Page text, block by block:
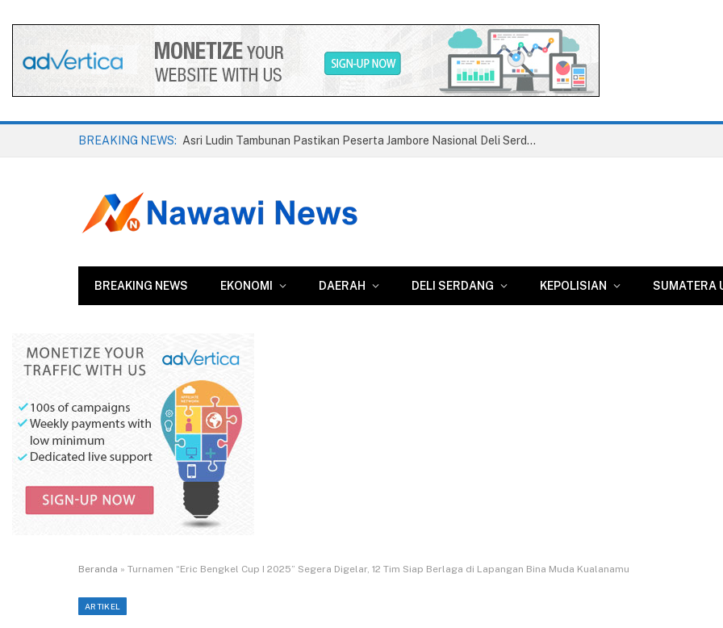
BREAKING NEWS: Asri Ludin Tambunan Pastikan Peserta Jambore Nasional Deli Serdang Berangkat Tanpa Beban Biaya
BREAKING NEWS EKONOMI DAERAH DELI SERDANG KEPOLISIAN SUMATERA
Beranda » Turnamen “Eric Bengkel Cup I 2025” Segera Digelar, 12 Tim Siap Berlaga di Lapangan Bina Muda Kualanamu
ARTIKEL